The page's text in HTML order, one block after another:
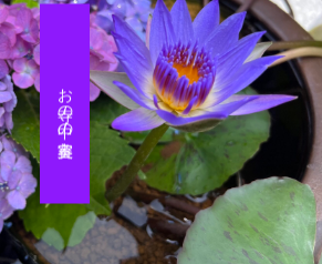
お寺の中の美容室